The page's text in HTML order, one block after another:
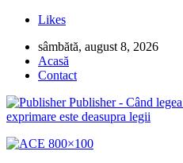
Likes
sâmbătă, august 8, 2026
Acasă
Contact
Publisher - Când
exprimare este deasupra legii